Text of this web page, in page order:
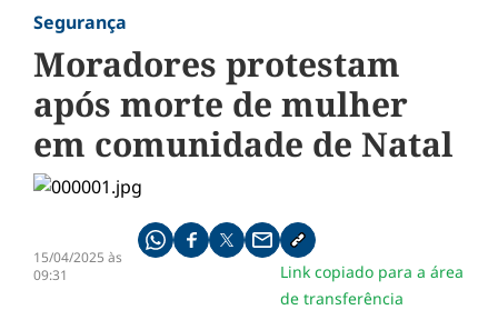
Segurança
Moradores protestam
após morte de mulher
em comunidade de Natal
15/04/2025 às
09:31
Compartilhe pelo whatsapp
Compartilhar no facebook
Compartilhar no twitter
Compartilhe pelo email
Copiar link da notícia
Link copiado para a área
de transferência